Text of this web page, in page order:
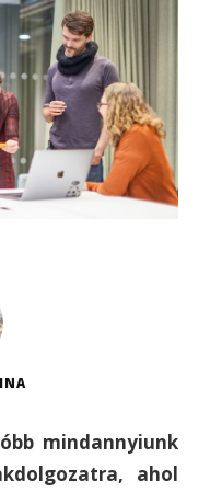
mindannyiunk
ahol